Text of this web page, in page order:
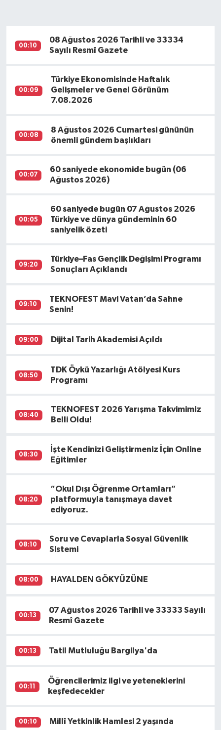
00:10
08 Ağustos 2026 Tarihli ve 33334
Sayılı Resmî Gazete
00:09
Türkiye Ekonomisinde Haftalık
Gelişmeler ve Genel Görünüm
7.08.2026
00:08
8 Ağustos 2026 Cumartesi gününün
önemli gündem başlıkları
00:07
60 saniyede ekonomide bugün (06
Ağustos 2026)
00:05
60 saniyede bugün 07 Ağustos 2026
Türkiye ve dünya gündeminin 60
saniyelik özeti
09:20
Türkiye–Fas Gençlik Değişimi Programı
Sonuçları Açıklandı
09:10
TEKNOFEST Mavi Vatan’da Sahne
Senin!
09:00 Dijital Tarih Akademisi Açıldı
08:50
TDK Öykü Yazarlığı Atölyesi Kurs
Programı
08:40
TEKNOFEST 2026 Yarışma Takvimimiz
Belli Oldu!
08:30
İşte Kendinizi Geliştirmeniz İçin Online
Eğitimler
08:20
“Okul Dışı Öğrenme Ortamları”
platformuyla tanışmaya davet
ediyoruz.
08:10
Soru ve Cevaplarla Sosyal Güvenlik
Sistemi
08:00 HAYALDEN GÖKYÜZÜNE
00:13
07 Ağustos 2026 Tarihli ve 33333 Sayılı
Resmî Gazete
00:13 Tatil Mutluluğu Bargilya'da
00:11
Öğrencilerimiz ilgi ve yeteneklerini
keşfedecekler
00:10 Millî Yetkinlik Hamlesi 2 yaşında